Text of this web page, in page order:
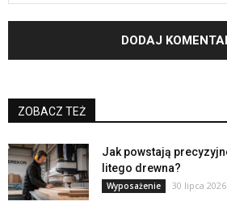
ZOBACZ TEŻ
Jak powstają
litego drewna?
Wyposażenie 30 lipca 2026